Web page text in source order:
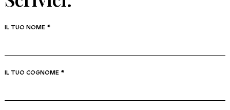
IL TUO NOME *
IL TUO COGNOME *